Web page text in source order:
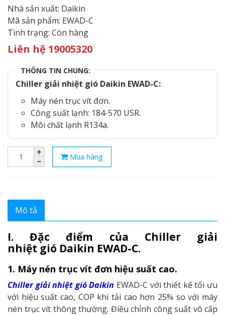
Nhà sản xuất: Daikin
Mã sản phẩm: EWAD-C
Tình trạng: Còn hàng
Liên hệ 19005320
THÔNG TIN CHUNG:
Chiller giải nhiệt gió Daikin EWAD-C:
Máy nén trục vít đơn.
Công suất lạnh: 184-570 USR.
Môi chất lạnh R134a.
Mua hàng
Mô tả
I. Đặc điểm của Chiller giải
nhiệt gió Daikin EWAD-C.
1. Máy nén trục vít đơn hiệu suất cao.
Chiller giải nhiệt gió Daikin EWAD-C với thiết kế tối ưu
với hiệu suất cao, COP khi tải cao hơn 25% so với máy
nén trục vít thông thường. Điều chỉnh công suất vô cấp